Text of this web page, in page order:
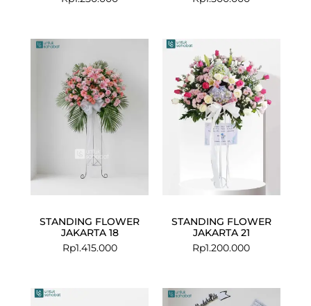
STANDING FLOWER
JAKARTA 18
Rp1.415.000
STANDING FLOWER
JAKARTA 21
Rp1.200.000